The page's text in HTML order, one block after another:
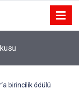
birincilik ödülü